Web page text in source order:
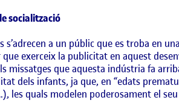
socialització
a un públic que es troba en
que exerceix la publicitat en aquest
missatges que aquesta indústria fa
dels infants, ja que, en “edats
les quals modelen poderosament el seu